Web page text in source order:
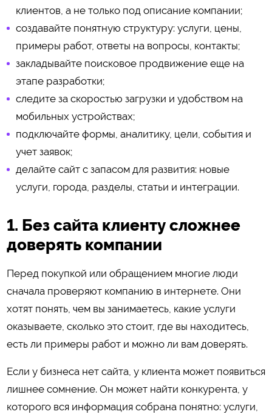
клиентов, а не только под описание компании;
создавайте понятную структуру: услуги, цены,
примеры работ, ответы на вопросы, контакты;
закладывайте поисковое продвижение еще на
этапе разработки;
следите за скоростью загрузки и удобством на
мобильных устройствах;
подключайте формы, аналитику, цели, события и
учет заявок;
делайте сайт с запасом для развития: новые
услуги, города, разделы, статьи и интеграции.
1. Без сайта клиенту сложнее
доверять компании
Перед покупкой или обращением многие люди
сначала проверяют компанию в интернете. Они
хотят понять, чем вы занимаетесь, какие услуги
оказываете, сколько это стоит, где вы находитесь,
есть ли примеры работ и можно ли вам доверять.
Если у бизнеса нет сайта, у клиента может появиться
лишнее сомнение. Он может найти конкурента, у
которого вся информация собрана понятно: услуги,